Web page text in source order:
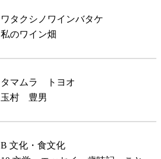
ワタクシノワインバタケ
私のワイン畑
タマムラ トヨオ
玉村 豊男
B 文化・食文化